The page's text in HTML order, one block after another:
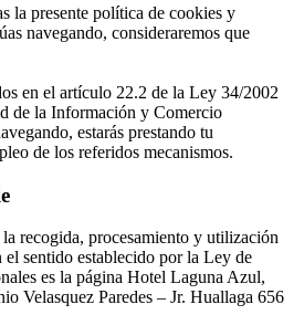
la presente política de cookies y
navegando, consideraremos que
en el artículo 22.2 de la Ley 34/2002
de la Información y Comercio
estarás prestando tu
de los referidos mecanismos.
recogida, procesamiento y utilización
el sentido establecido por la Ley de
es la página Hotel Laguna Azul,
Velasquez Paredes – Jr. Huallaga 656